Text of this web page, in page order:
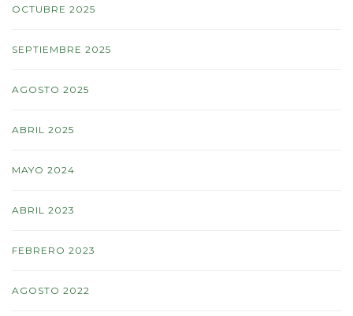
OCTUBRE 2025
SEPTIEMBRE 2025
AGOSTO 2025
ABRIL 2025
MAYO 2024
ABRIL 2023
FEBRERO 2023
AGOSTO 2022